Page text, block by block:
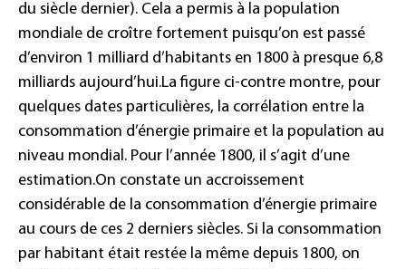
du siècle dernier). Cela a permis à la population
mondiale de croître fortement puisqu’on est passé
d’environ 1 milliard d’habitants en 1800 à presque 6,8
milliards aujourd’hui.La figure ci-contre montre, pour
quelques dates particulières, la corrélation entre la
consommation d’énergie primaire et la population au
niveau mondial. Pour l’année 1800, il s’agit d’une
estimation.On constate un accroissement
considérable de la consommation d’énergie primaire
au cours de ces 2 derniers siècles. Si la consommation
par habitant était restée la même depuis 1800, on